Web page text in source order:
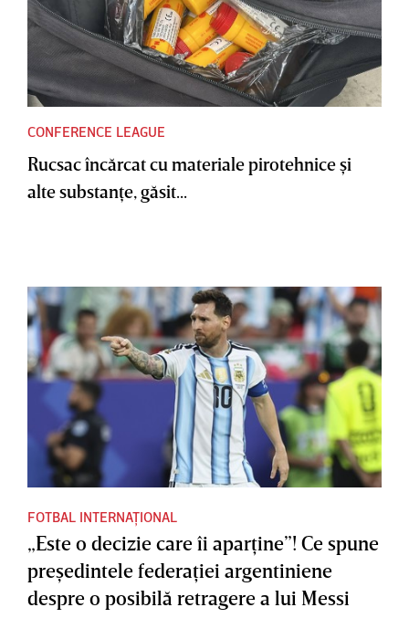
CONFERENCE LEAGUE
Rucsac încărcat cu materiale pirotehnice şi
alte substanţe, găsit...
FOTBAL INTERNAȚIONAL
„Este o decizie care îi aparţine”! Ce spune
preşedintele federaţiei argentiniene
despre o posibilă retragere a lui Messi